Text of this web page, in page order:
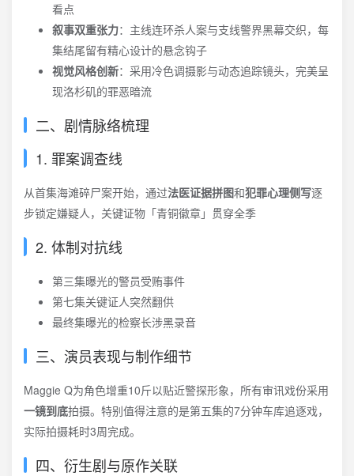
看点
叙事双重张力：主线连环杀人案与支线警界黑幕交织，每
集结尾留有精心设计的悬念钩子
视觉风格创新：采用冷色调摄影与动态追踪镜头，完美呈
现洛杉矶的罪恶暗流
二、剧情脉络梳理
1. 罪案调查线
从首集海滩碎尸案开始，通过法医证据拼图和犯罪心理侧写逐
步锁定嫌疑人，关键证物「青铜徽章」贯穿全季
2. 体制对抗线
第三集曝光的警员受贿事件
第七集关键证人突然翻供
最终集曝光的检察长涉黑录音
三、演员表现与制作细节
Maggie Q为角色增重10斤以贴近警探形象，所有审讯戏份采用
一镜到底拍摄。特别值得注意的是第五集的7分钟车库追逐戏，
实际拍摄耗时3周完成。
四、衍生剧与原作关联